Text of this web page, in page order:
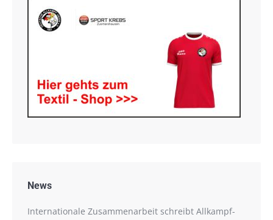
News
Internationale Zusammenarbeit schreibt Allkampf-